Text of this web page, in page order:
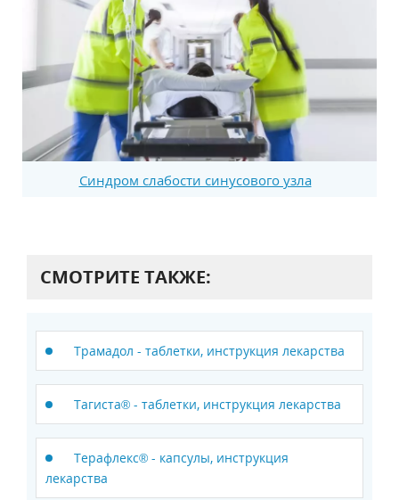
Синдром слабости синусового узла
СМОТРИТЕ ТАКЖЕ:
Трамадол - таблетки, инструкция лекарства
Тагиста® - таблетки, инструкция лекарства
Терафлекс® - капсулы, инструкция
лекарства